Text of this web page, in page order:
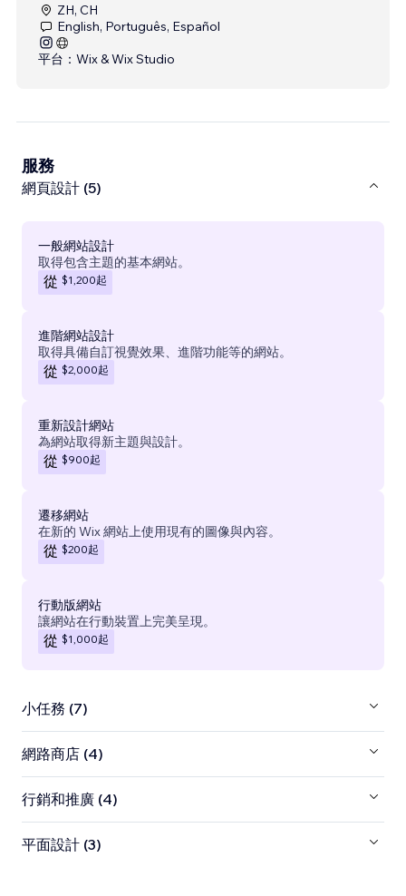
ZH, CH
English, Português, Español
平台： Wix & Wix Studio
服務
網頁設計 (5)
一般網站設計
取得包含主題的基本網站。
從 $1,200起
進階網站設計
取得具備自訂視覺效果、進階功能等的網站。
從 $2,000起
重新設計網站
為網站取得新主題與設計。
從 $900起
遷移網站
在新的 Wix 網站上使用現有的圖像與內容。
從 $200起
行動版網站
讓網站在行動裝置上完美呈現。
從 $1,000起
小任務 (7)
網路商店 (4)
行銷和推廣 (4)
平面設計 (3)